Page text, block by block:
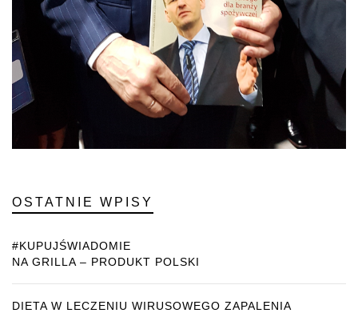
OSTATNIE WPISY
#KUPUJŚWIADOMIE
NA GRILLA – PRODUKT POLSKI
DIETA W LECZENIU WIRUSOWEGO ZAPALENIA